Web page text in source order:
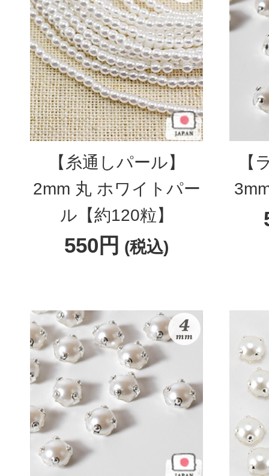
【糸通しパール】
2mm 丸 ホワイトパー
ル【約120粒】
550円 (税込)
【